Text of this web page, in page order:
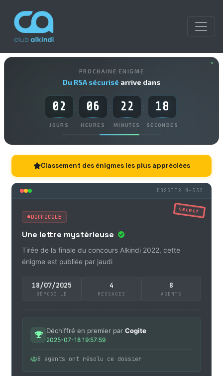
PROCHAINE ENIGME
Du RSA sécurisé arrive dans
02
JOURS
: 06
HEURES
: 22
MINUTES
: 17
SECONDES
Classement des énigmes les plus appréciées
DOSSIER N-332
SECRET
DIFFICILE
Une lettre mystérieuse
Tirée de la finale du concours Alkindi 2022, cette
énigme est publiée par jaudi
18/07/2025
DÉPOSÉ LE
4
MESSAGES
8
AGENTS
Déchiffré en premier par Cogite
2025-07-18 19:57:59
8 agents ont résolu ce dossier